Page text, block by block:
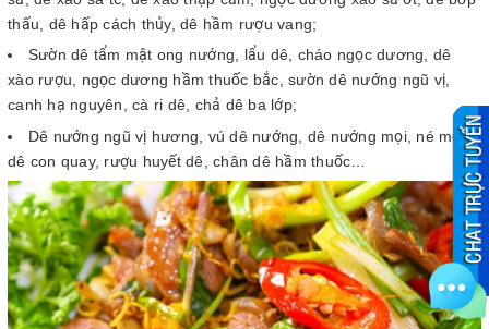
thấu, dê hấp cách thủy, dê hầm rượu vang;
Sườn dê tẩm mật ong nướng, lẩu dê, cháo ngọc dương, dê
xào rượu, ngọc dương hầm thuốc bắc, sườn dê nướng ngũ vị,
canh hạ nguyên, cà ri dê, chả dê ba lớp;
Dê nướng ngũ vị hương, vú dê nướng, dê nướng mọi, né mọi,
dê con quay, rượu huyết dê, chân dê hầm thuốc…